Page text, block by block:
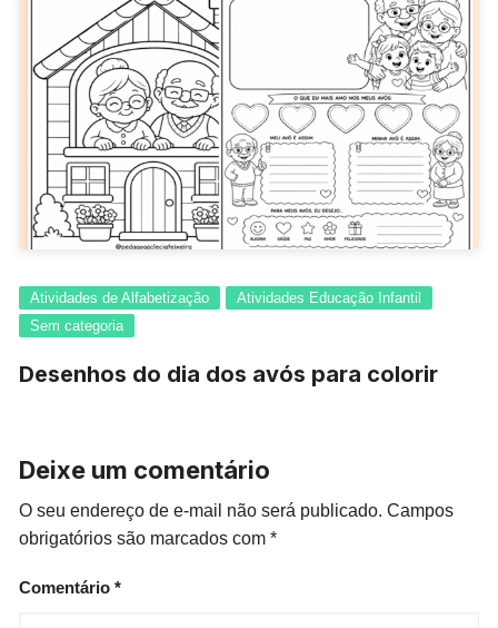
Atividades de Alfabetização
Atividades Educação Infantil
Sem categoria
Desenhos do dia dos avós para colorir
Deixe um comentário
O seu endereço de e-mail não será publicado. Campos
obrigatórios são marcados com*
Comentário*